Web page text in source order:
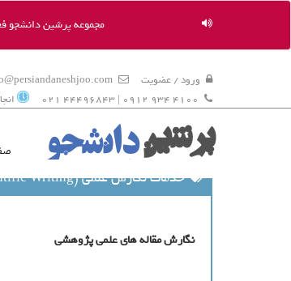
مجموعه پرشین دانشجو
ورود / عضویت
4100 934 0912 | 44496843 021
خدمات نگارش علمی (Scientific Writing)
نگارش مقاله های علمی پژوهشی